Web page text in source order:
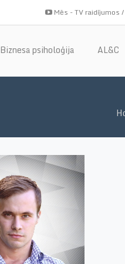
Mēs - TV raidījumos
Biznesa psiholoģija AL&C